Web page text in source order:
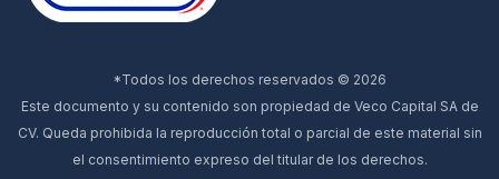
*Todos los derechos reservados © 2026
Este documento y su contenido son propiedad de Veco Capital SA de
CV. Queda prohibida la reproducción total o parcial de este material sin
el consentimiento expreso del titular de los derechos.